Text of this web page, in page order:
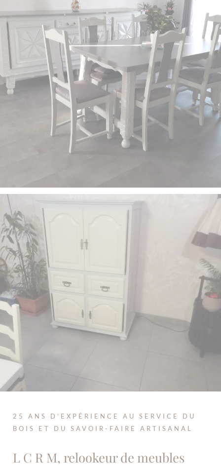
25 ANS D’EXPÉRIENCE AU SERVICE DU
BOIS ET DU SAVOIR-FAIRE ARTISANAL
L C R M, relookeur de meubles